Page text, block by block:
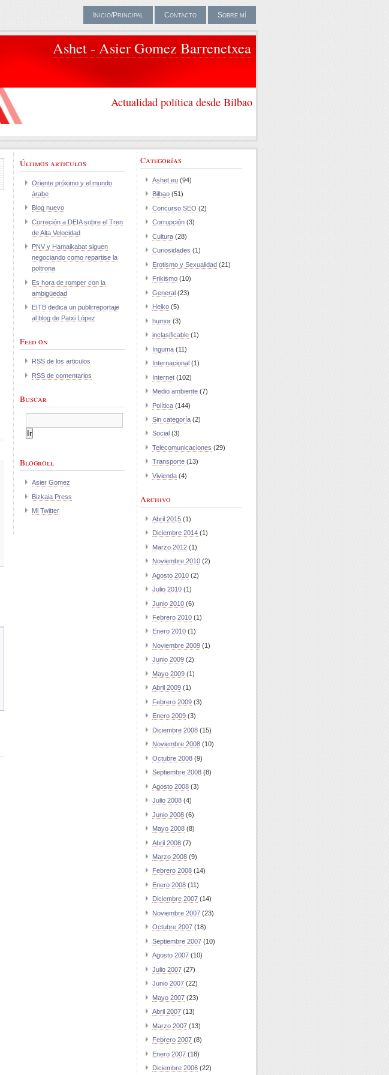
Inicio/Principal Contacto Sobre mí
Ashet - Asier Gomez Barrenetxea
Actualidad política desde Bilbao
Últimos articulos
Oriente próximo y el mundo
árabe
Blog nuevo
Correción a DEIA sobre el Tren
de Alta Velocidad
PNV y Hamaikabat siguen
negociando como repartise la
poltrona
Es hora de romper con la
ambigüedad
EITB dedica un publirreportaje
al blog de Patxi López
Feed on
RSS de los articulos
RSS de comentarios
Buscar
Blogroll
Asier Gomez
Bizkaia Press
Mi Twitter
Categorías
Ashet.eu (94)
Bilbao (51)
Concurso SEO (2)
Corrupción (3)
Cultura (28)
Curiosidades (1)
Erotismo y Sexualidad (21)
Frikismo (10)
General (23)
Heiko (5)
humor (3)
inclasificable (1)
Inguma (11)
Internacional (1)
Internet (102)
Medio ambiente (7)
Política (144)
Sin categoría (2)
Social (3)
Telecomunicaciones (29)
Transporte (13)
Vivienda (4)
Archivo
Abril 2015 (1)
Diciembre 2014 (1)
Marzo 2012 (1)
Noviembre 2010 (2)
Agosto 2010 (2)
Julio 2010 (1)
Junio 2010 (6)
Febrero 2010 (1)
Enero 2010 (1)
Noviembre 2009 (1)
Junio 2009 (2)
Mayo 2009 (1)
Abril 2009 (1)
Febrero 2009 (3)
Enero 2009 (3)
Diciembre 2008 (15)
Noviembre 2008 (10)
Octubre 2008 (9)
Septiembre 2008 (8)
Agosto 2008 (3)
Julio 2008 (4)
Junio 2008 (6)
Mayo 2008 (8)
Abril 2008 (7)
Marzo 2008 (9)
Febrero 2008 (14)
Enero 2008 (11)
Diciembre 2007 (14)
Noviembre 2007 (23)
Octubre 2007 (18)
Septiembre 2007 (10)
Agosto 2007 (10)
Julio 2007 (27)
Junio 2007 (22)
Mayo 2007 (23)
Abril 2007 (13)
Marzo 2007 (13)
Febrero 2007 (8)
Enero 2007 (18)
Diciembre 2006 (22)